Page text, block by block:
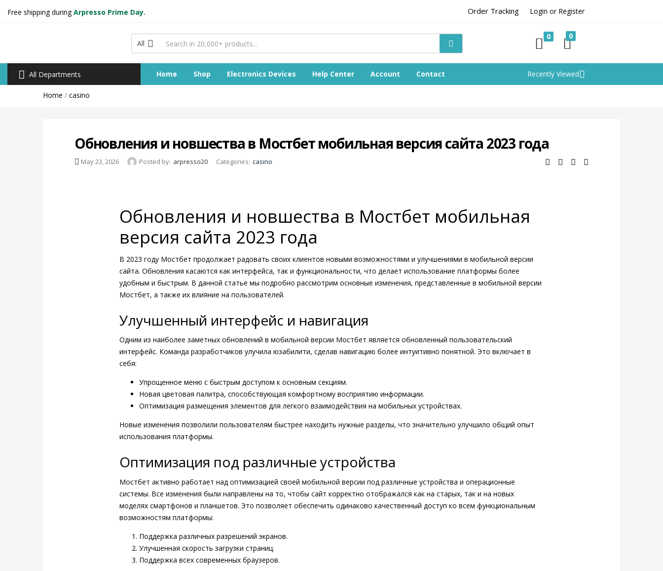
Free shipping duringArpresso Prime Day. Order Tracking Login or Register
All
0 0
All Departments Home Shop Electronics Devices Help Center Account Contact Recently Viewed
Home / casino
Обновления и новшества в Мостбет мобильная версия сайта 2023 года
May 23, 2026 Posted by: arpresso20 Categories: casino
Обновления и новшества в Мостбет мобильная
версия сайта 2023 года
В 2023 году Мостбет продолжает радовать своих клиентов новыми возможностями и улучшениями в мобильной версии
сайта. Обновления касаются как интерфейса, так и функциональности, что делает использование платформы более
удобным и быстрым. В данной статье мы подробно рассмотрим основные изменения, представленные в мобильной версии
Мостбет, а также их влияние на пользователей.
Улучшенный интерфейс и навигация
Одним из наиболее заметных обновлений в мобильной версии Мостбет является обновленный пользовательский
интерфейс. Команда разработчиков улучила юзабилити, сделав навигацию более интуитивно понятной. Это включает в
себя:
Упрощенное меню с быстрым доступом к основным секциям.
Новая цветовая палитра, способствующая комфортному восприятию информации.
Оптимизация размещения элементов для легкого взаимодействия на мобильных устройствах.
Новые изменения позволили пользователям быстрее находить нужные разделы, что значительно улучшило общий опыт
использования платформы.
Оптимизация под различные устройства
Мостбет активно работает над оптимизацией своей мобильной версии под различные устройства и операционные
системы. Все изменения были направлены на то, чтобы сайт корректно отображался как на старых, так и на новых
моделях смартфонов и планшетов. Это позволяет обеспечить одинаково качественный доступ ко всем функциональным
возможностям платформы:
Поддержка различных разрешений экранов.
Улучшенная скорость загрузки страниц.
Поддержка всех современных браузеров.